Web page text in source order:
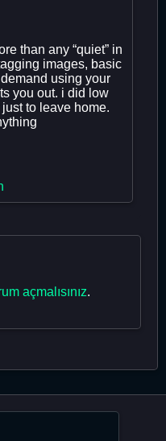
than any “quiet” in
images, basic
using your
you out. i did low
to leave home.
açmalısınız.